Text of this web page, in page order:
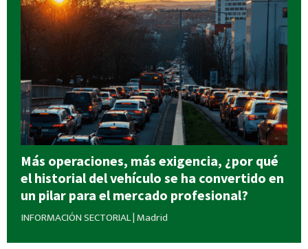
Más operaciones, más exigencia, ¿por qué
el historial del vehículo se ha convertido en
un pilar para el mercado profesional?
INFORMACIÓN SECTORIAL|Madrid